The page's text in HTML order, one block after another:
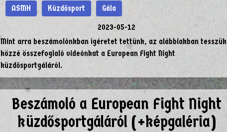
ASMH Küzdősport
Gála
2023-05-12
Mint arra beszámolónkban ígéretet tettünk, az alábbiakban tesszük
közzé összefoglaló videónkat a European Fight Night
küzdősportgáláról.
Beszámoló a European Fight Night
küzdősportgáláról (+képgaléria)